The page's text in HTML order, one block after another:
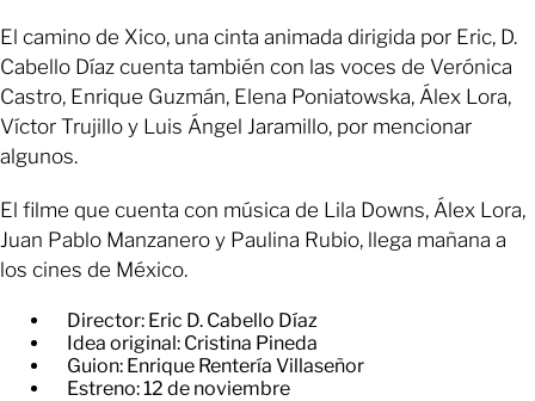
El camino de Xico, una cinta animada dirigida por Eric, D.
Cabello Díaz cuenta también con las voces de Verónica
Castro, Enrique Guzmán, Elena Poniatowska, Álex Lora,
Víctor Trujillo y Luis Ángel Jaramillo, por mencionar
algunos.
El filme que cuenta con música de Lila Downs, Álex Lora,
Juan Pablo Manzanero y Paulina Rubio, llega mañana a
los cines de México.
Director: Eric D. Cabello Díaz
Idea original: Cristina Pineda
Guion: Enrique Rentería Villaseñor
Estreno: 12 de noviembre